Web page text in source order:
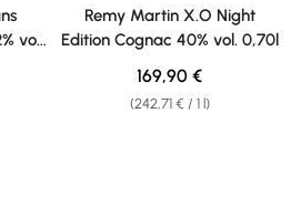
vol.
Remy Martin X.O Night
Edition Cognac 40% vol. 0,70l
(242,71 € / 1 l)
Regular price:
169,90 €